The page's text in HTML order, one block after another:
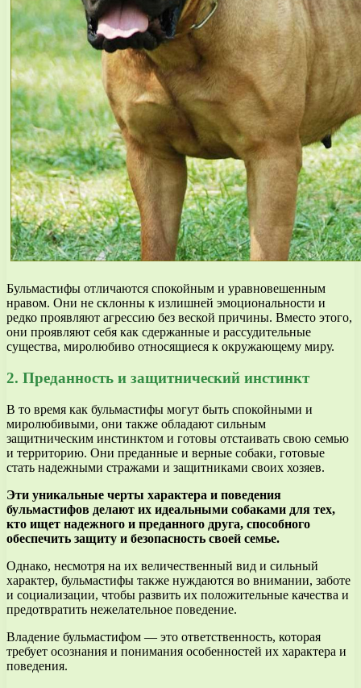
Бульмастифы отличаются спокойным и уравновешенным
нравом. Они не склонны к излишней эмоциональности и
редко проявляют агрессию без веской причины. Вместо этого,
они проявляют себя как сдержанные и рассудительные
существа, миролюбиво относящиеся к окружающему миру.
2. Преданность и защитнический инстинкт
В то время как бульмастифы могут быть спокойными и
миролюбивыми, они также обладают сильным
защитническим инстинктом и готовы отстаивать свою семью
и территорию. Они преданные и верные собаки, готовые
стать надежными стражами и защитниками своих хозяев.
Эти уникальные черты характера и поведения
бульмастифов делают их идеальными собаками для тех,
кто ищет надежного и преданного друга, способного
обеспечить защиту и безопасность своей семье.
Однако, несмотря на их величественный вид и сильный
характер, бульмастифы также нуждаются во внимании, заботе
и социализации, чтобы развить их положительные качества и
предотвратить нежелательное поведение.
Владение бульмастифом — это ответственность, которая
требует осознания и понимания особенностей их характера и
поведения.